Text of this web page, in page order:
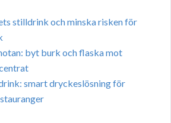
stilldrink och minska risken för
byt burk och flaska mot
smart dryckeslösning för